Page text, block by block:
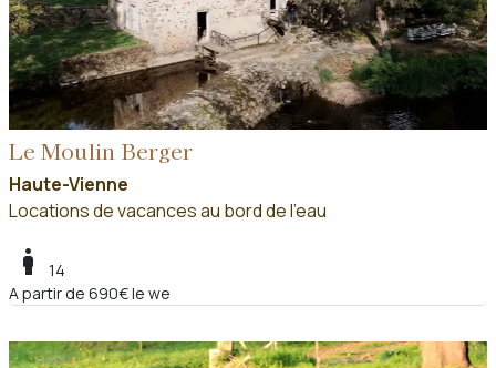
Le Moulin Berger
Haute-Vienne
Locations de vacances au bord de l'eau
boy
14
A partir de 690€ le we